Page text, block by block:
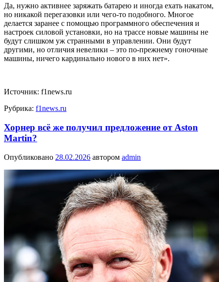
Да, нужно активнее заряжать батарею и иногда ехать накатом,
но никакой перегазовки или чего-то подобного. Многое
делается заранее с помощью программного обеспечения и
настроек силовой установки, но на трассе новые машины не
будут слишком уж странными в управлении. Они будут
другими, но отличия невелики – это по-прежнему гоночные
машины, ничего кардинально нового в них нет».
Источник: f1news.ru
Рубрика: f1news.ru
Хорнер всё же получил предложение от Aston
Martin?
Опубликовано 28.02.2026 автором admin